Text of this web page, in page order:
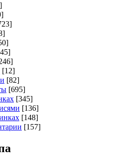
[12]
[82]
[695]
[345]
[136]
[148]
[157]